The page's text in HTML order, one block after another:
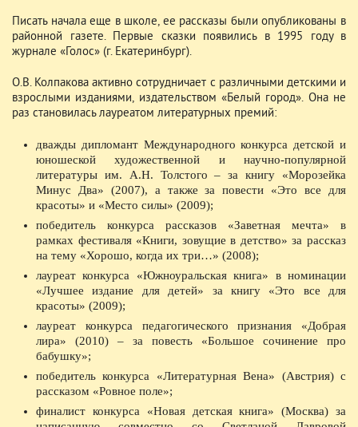
Писать начала еще в школе, ее рассказы были опубликованы в
районной газете. Первые сказки появились в 1995 году в
журнале «Голос» (г. Екатеринбург).
О.В. Колпакова активно сотрудничает с различными детскими и
взрослыми изданиями, издательством «Белый город». Она не
раз становилась лауреатом литературных премий:
дважды дипломант Международного конкурса детской и
юношеской художественной и научно-популярной
литературы им. А.Н. Толстого – за книгу «Морозейка
Минус Два» (2007), а также за повести «Это все для
красоты» и «Место силы» (2009);
победитель конкурса рассказов «Заветная мечта» в
рамках фестиваля «Книги, зовущие в детство» за рассказ
на тему «Хорошо, когда их три…» (2008);
лауреат конкурса «Южноуральская книга» в номинации
«Лучшее издание для детей» за книгу «Это все для
красоты» (2009);
лауреат конкурса педагогического признания «Добрая
лира» (2010) – за повесть «Большое сочинение про
бабушку»;
победитель конкурса «Литературная Вена» (Австрия) с
рассказом «Ровное поле»;
финалист конкурса «Новая детская книга» (Москва) за